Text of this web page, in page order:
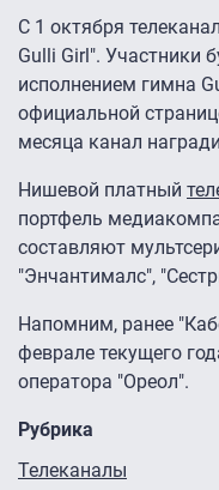
С 1 октября
Gulli Girl". Участники
исполнением гимна
официальной
месяца канал
Нишевой платный
портфель
составляют
"Энчантималс",
Напомним, ранее
феврале текущего
оператора "Ореол".
Рубрика
Телеканалы